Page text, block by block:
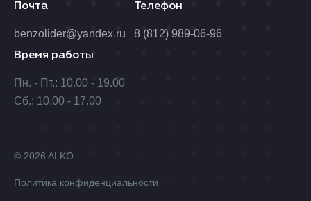
Время работы
Пн. - Пт.: 10.00 - 19.00
Сб.: 10.00 - 17.00
Почта
benzolider@yandex.ru
Телефон
8 (812) 989-06-96
© 2026 ALKO
Политика конфиденциальности